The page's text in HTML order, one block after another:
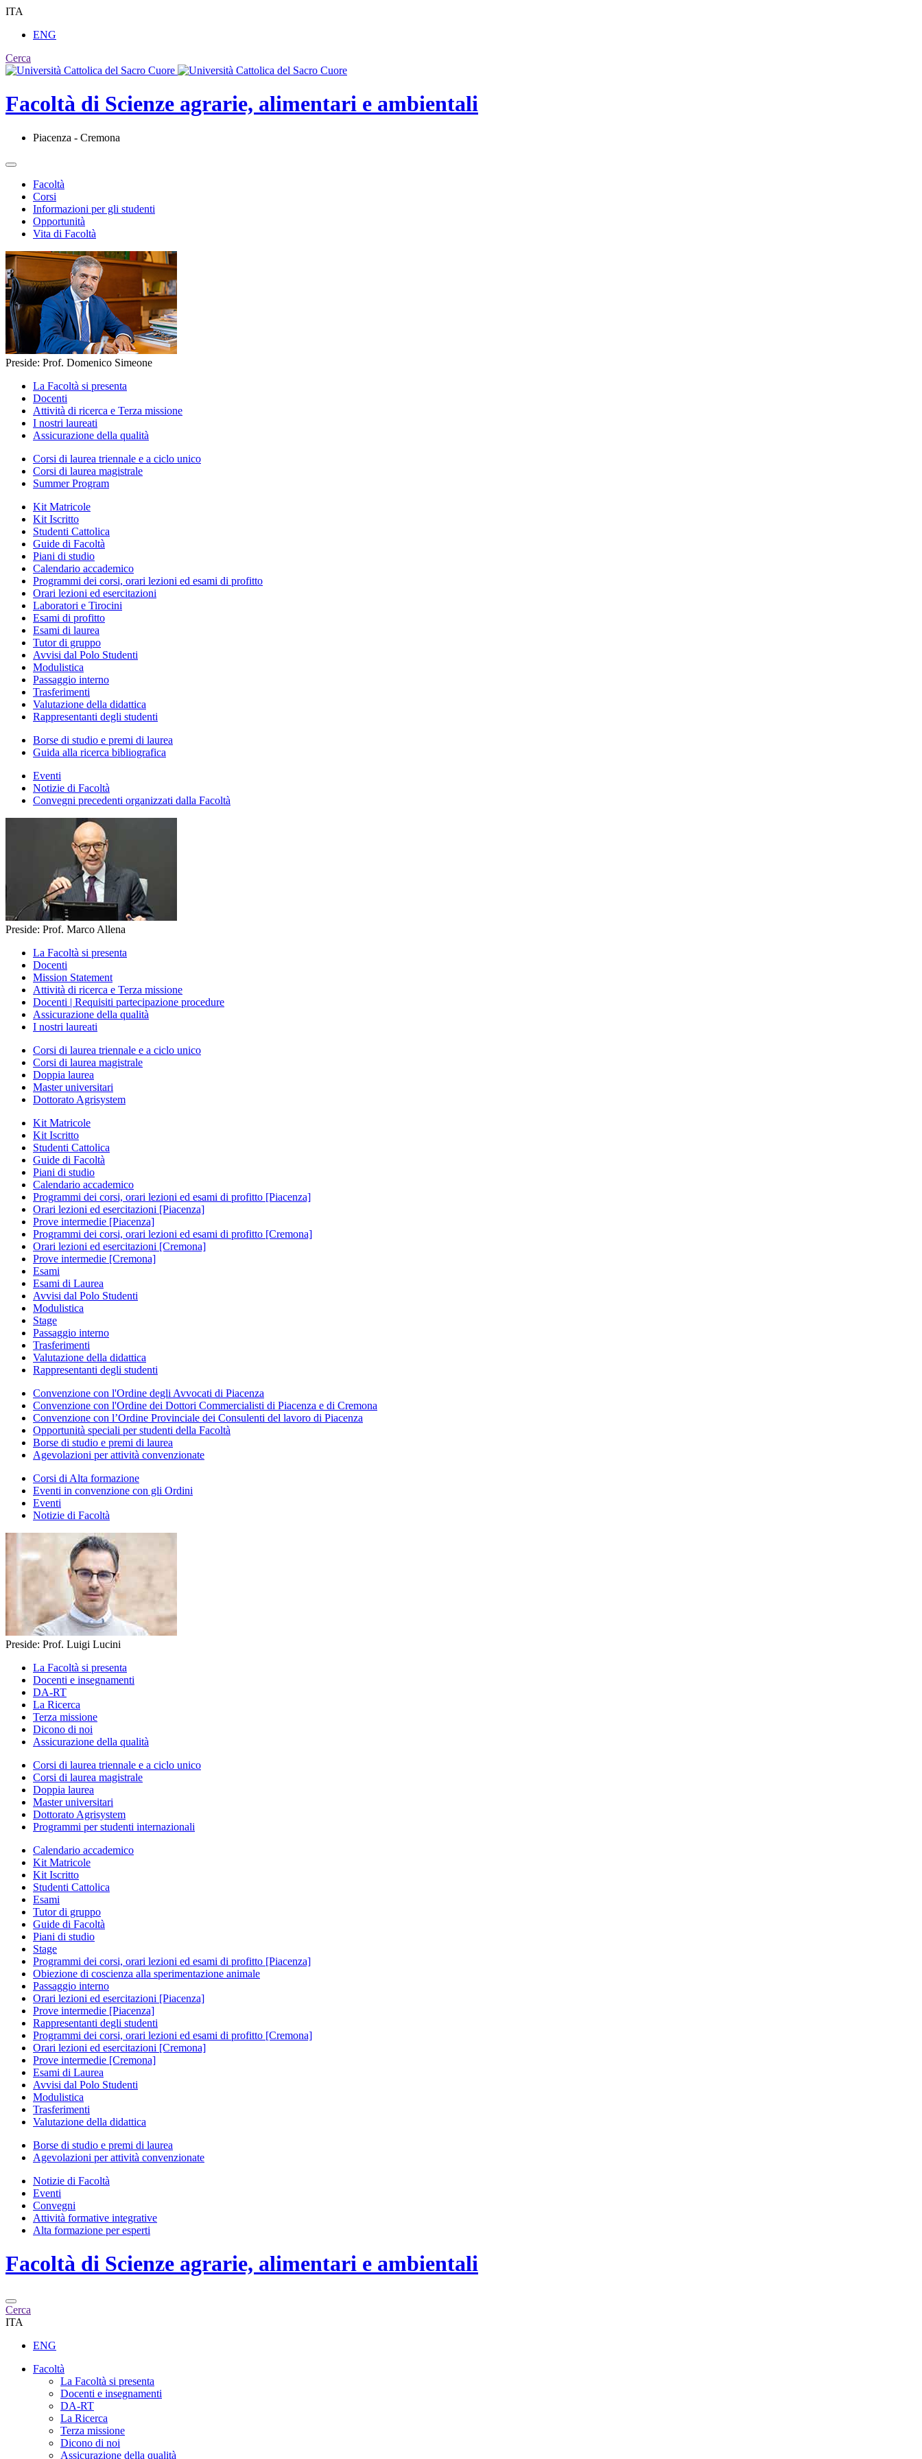
ITA
ENG
Cerca
Facoltà di Scienze agrarie, alimentari e ambientali
Piacenza - Cremona
Facoltà
Corsi
Informazioni per gli studenti
Opportunità
Vita di Facoltà
Preside: Prof. Domenico Simeone
La Facoltà si presenta
Docenti
Attività di ricerca e Terza missione
I nostri laureati
Assicurazione della qualità
Corsi di laurea triennale e a ciclo unico
Corsi di laurea magistrale
Summer Program
Kit Matricole
Kit Iscritto
Studenti Cattolica
Guide di Facoltà
Piani di studio
Calendario accademico
Programmi dei corsi, orari lezioni ed esami di profitto
Orari lezioni ed esercitazioni
Laboratori e Tirocini
Esami di profitto
Esami di laurea
Tutor di gruppo
Avvisi dal Polo Studenti
Modulistica
Passaggio interno
Trasferimenti
Valutazione della didattica
Rappresentanti degli studenti
Borse di studio e premi di laurea
Guida alla ricerca bibliografica
Eventi
Notizie di Facoltà
Convegni precedenti organizzati dalla Facoltà
Preside: Prof. Marco Allena
La Facoltà si presenta
Docenti
Mission Statement
Attività di ricerca e Terza missione
Docenti | Requisiti partecipazione procedure
Assicurazione della qualità
I nostri laureati
Corsi di laurea triennale e a ciclo unico
Corsi di laurea magistrale
Doppia laurea
Master universitari
Dottorato Agrisystem
Kit Matricole
Kit Iscritto
Studenti Cattolica
Guide di Facoltà
Piani di studio
Calendario accademico
Programmi dei corsi, orari lezioni ed esami di profitto [Piacenza]
Orari lezioni ed esercitazioni [Piacenza]
Prove intermedie [Piacenza]
Programmi dei corsi, orari lezioni ed esami di profitto [Cremona]
Orari lezioni ed esercitazioni [Cremona]
Prove intermedie [Cremona]
Esami
Esami di Laurea
Avvisi dal Polo Studenti
Modulistica
Stage
Passaggio interno
Trasferimenti
Valutazione della didattica
Rappresentanti degli studenti
Convenzione con l'Ordine degli Avvocati di Piacenza
Convenzione con l'Ordine dei Dottori Commercialisti di Piacenza e di Cremona
Convenzione con l’Ordine Provinciale dei Consulenti del lavoro di Piacenza
Opportunità speciali per studenti della Facoltà
Borse di studio e premi di laurea
Agevolazioni per attività convenzionate
Corsi di Alta formazione
Eventi in convenzione con gli Ordini
Eventi
Notizie di Facoltà
Preside: Prof. Luigi Lucini
La Facoltà si presenta
Docenti e insegnamenti
DA-RT
La Ricerca
Terza missione
Dicono di noi
Assicurazione della qualità
Corsi di laurea triennale e a ciclo unico
Corsi di laurea magistrale
Doppia laurea
Master universitari
Dottorato Agrisystem
Programmi per studenti internazionali
Calendario accademico
Kit Matricole
Kit Iscritto
Studenti Cattolica
Esami
Tutor di gruppo
Guide di Facoltà
Piani di studio
Stage
Programmi dei corsi, orari lezioni ed esami di profitto [Piacenza]
Obiezione di coscienza alla sperimentazione animale
Passaggio interno
Orari lezioni ed esercitazioni [Piacenza]
Prove intermedie [Piacenza]
Rappresentanti degli studenti
Programmi dei corsi, orari lezioni ed esami di profitto [Cremona]
Orari lezioni ed esercitazioni [Cremona]
Prove intermedie [Cremona]
Esami di Laurea
Avvisi dal Polo Studenti
Modulistica
Trasferimenti
Valutazione della didattica
Borse di studio e premi di laurea
Agevolazioni per attività convenzionate
Notizie di Facoltà
Eventi
Convegni
Attività formative integrative
Alta formazione per esperti
Facoltà di Scienze agrarie, alimentari e ambientali
Cerca
ITA
ENG
Facoltà
La Facoltà si presenta
Docenti e insegnamenti
DA-RT
La Ricerca
Terza missione
Dicono di noi
Assicurazione della qualità